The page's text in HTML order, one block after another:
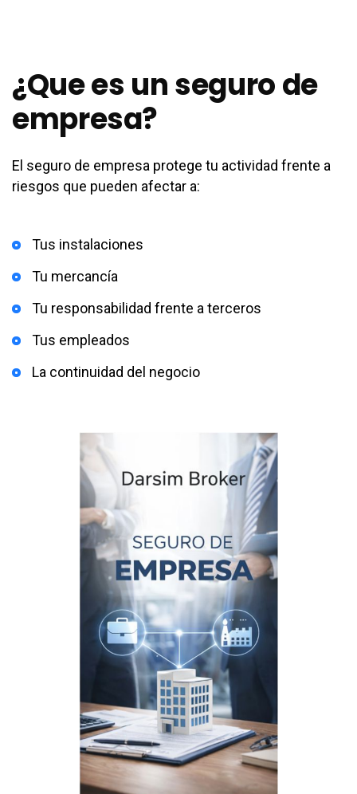
¿Que es un seguro de
empresa?
El seguro de empresa protege tu actividad frente a
riesgos que pueden afectar a:
Tus instalaciones
Tu mercancía
Tu responsabilidad frente a terceros
Tus empleados
La continuidad del negocio